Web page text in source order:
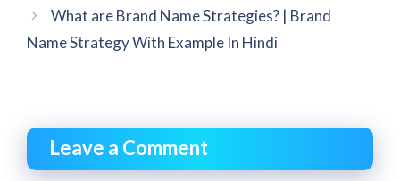
What are Brand Name Strategies? | Brand
Name Strategy With Example In Hindi
Leave a Comment